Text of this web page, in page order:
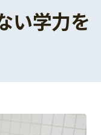
い学力を